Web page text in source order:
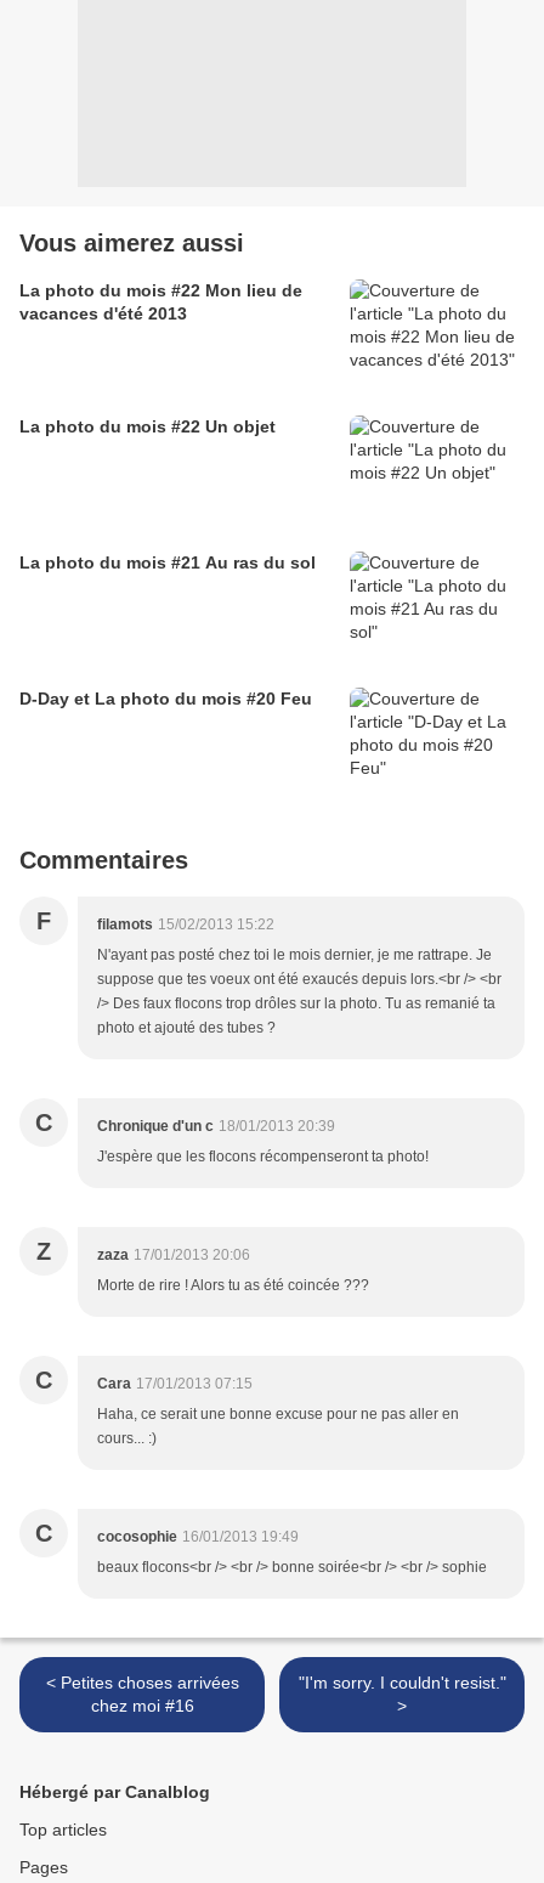
Vous aimerez aussi
La photo du mois #22 Mon lieu de
vacances d'été 2013
La photo du mois #22 Un objet
La photo du mois #21 Au ras du sol
D-Day et La photo du mois #20 Feu
Commentaires
F filamots 15/02/2013 15:22
N'ayant pas posté chez toi le mois dernier, je me rattrape. Je
suppose que tes voeux ont été exaucés depuis lors.<br /> <br
/> Des faux flocons trop drôles sur la photo. Tu as remanié ta
photo et ajouté des tubes ?
C Chronique d'un c 18/01/2013 20:39
J'espère que les flocons récompenseront ta photo!
Z zaza 17/01/2013 20:06
Morte de rire ! Alors tu as été coincée ???
C Cara 17/01/2013 07:15
Haha, ce serait une bonne excuse pour ne pas aller en
cours... :)
C cocosophie 16/01/2013 19:49
beaux flocons<br /> <br /> bonne soirée<br /> <br /> sophie
< Petites choses arrivées
chez moi #16
"I'm sorry. I couldn't resist."
>
Hébergé par Canalblog
Top articles
Pages